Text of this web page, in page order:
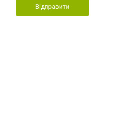
Відправити